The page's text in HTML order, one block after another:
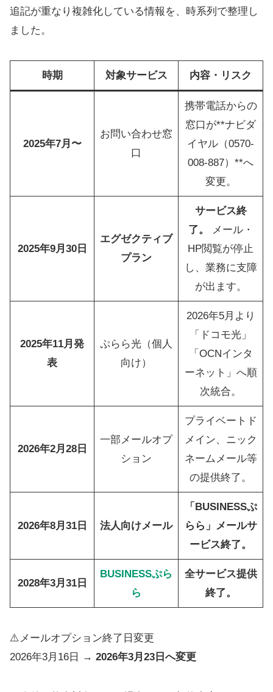
追記が重なり複雑化している情報を、時系列で整理し
ました。
時期 対象サービス 内容・リスク
2025年7月〜
お問い合わせ窓
口
携帯電話からの
窓口が**ナビダ
イヤル（0570-
008-887）**へ
変更。
2025年9月30日
エグゼクティブ
プラン
サービス終
了。
メール・
HP閲覧が停止
し、業務に支障
が出ます。
2025年11月発
表
ぷらら光（個人
向け）
2026年5月より
「ドコモ光」
「OCNインタ
ーネット」へ順
次統合。
2026年2月28日
一部メールオプ
ション
プライベートド
メイン、ニック
ネームメール等
の提供終了。
2026年8月31日 法人向けメール
「BUSINESSぷ
らら」メールサ
ービス終了。
2028年3月31日
BUSINESSぷら
ら
全サービス提供
終了。
⚠️メールオプション終了日変更
2026年3月16日 → 2026年3月23日へ変更